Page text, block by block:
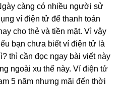
càng có nhiều người sử
ví điện tử để thanh toán
cho thẻ và tiền mặt. Vì vậy
bạn chưa biết ví điện tử là
thì cần đọc ngay bài viết này
ngoài xu thế này. Ví điện tử
5 năm nhưng mãi đến thời